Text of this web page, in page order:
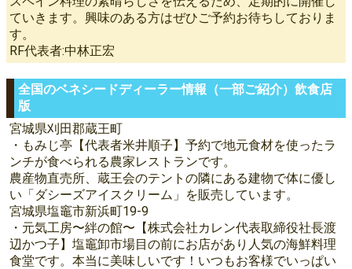
ていきます。興味のある方はぜひご予約お待ちしておりま
す。
RF代表者:中林正宏
全国のベネシードディーラー情報（一部ご紹介）飲食店
版
宮城県刈田郡蔵王町
・もみじ亭【代表者米井順子】予約で地元食材を使ったラ
ンチが食べられる農家レストランです。
農産物直売所、蔵王会のテントの隣にある建物で体に優し
い「ダシーズアイスクリーム」を販売しています。
宮城県塩竈市新浜町19-9
・元気工房〜絆の館〜【株式会社カレン代表取締役社長渡
辺かつ子】塩竈卸市場目の前にお店があり人気の海鮮料理
食堂です。本当に美味しいです！いつもお客様でいっぱい